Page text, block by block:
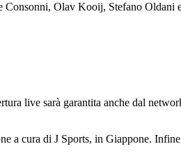
Olav Kooij, Stefano Oldani
live sarà garantita anche dal
a cura di J Sports, in Giappone.